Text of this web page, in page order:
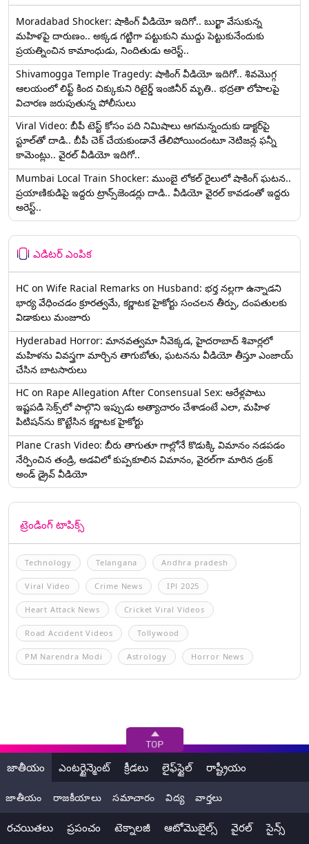
Moradabad Shocker: షాకింగ్ వీడియో ఇదిగో.. బుర్ఖా వేసుకున్న
మహిళపై దారుణం.. అక్కడ గట్టిగా పట్టుకుని ముద్దు పెట్టుకునేందుకు
ప్రయత్నించిన కామాంధుడు, నిందితుడు అరెస్ట్..
Shivamogga Temple Tragedy: షాకింగ్ వీడియో ఇదిగో.. శివమొగ్గ
ఆలయంలో లిఫ్ట్ కింద చిక్కుకుని రిటైర్డ్ ఇంజినీర్ మృతి.. భద్రతా లోపాలపై
విచారణ జరుపుతున్న పోలీసులు
Viral Video: బీపీ టెస్ట్‌ కోసం పది నిమిషాలు ఆగమన్నందుకు డాక్టర్‌పై
స్టూల్‌తో దాడి.. బీపీ చెక్ చేయకుండానే తేలిపోయిందంటూ నెటిజన్ల ఫన్నీ
కామెంట్లు.. వైరల్ వీడియో ఇదిగో..
Mumbai Local Train Shocker: ముంబై లోకల్ రైలులో షాకింగ్ ఘటన..
ప్రయాణికుడిపై ఇద్దరు ట్రాన్స్‌జెండర్లు దాడి.. వీడియో వైరల్ కావడంతో ఇద్దరు
అరెస్ట్..
ఎడిటర్ ఎంపిక
HC on Wife Racial Remarks on Husband: భర్త న‌ల్ల‌గా ఉన్నాడ‌ని
భార్య వేధించ‌డం క్రూర‌త్వ‌మే, కర్ణాటక హైకోర్టు సంచలన తీర్పు, దంపతులకు
విడాకులు మంజూరు
Hyderabad Horror: మానవత్వమా నీవెక్కడ, హైదరాబాద్ శివార్లలో
మహిళను వివస్త్రగా మార్చిన తాగుబోతు, ఘటనను వీడియో తీస్తూ ఎంజాయ్
చేసిన బాటసారులు
HC on Rape Allegation After Consensual Sex: ఆరేళ్లపాటు
ఇష్టపడి సెక్స్‌లో పాల్గొని ఇప్పుడు అత్యాచారం చేశాడంటే ఎలా, మహిళ
పిటిషన్‌ను కొట్టేసిన కర్ణాటక హైకోర్టు
Plane Crash Video: బీరు తాగుతూ గాల్లోనే కొడుక్కి విమానం నడపడం
నేర్పించిన తండ్రి, అడవిలో కుప్పకూలిన విమానం, వైరల్‌గా మారిన డ్రంక్‌
అండ్ డ్రైవ్ వీడియో
ట్రెండింగ్ టాపిక్స్
Technology Telangana Andhra pradesh
Viral Video Crime News IPl 2025
Heart Attack News Cricket Viral Videos
Road Accident Videos Tollywood
PM Narendra Modi Astrology Horror News
జాతీయం ఎంటర్టైన్మెంట్ క్రీడలు లైఫ్‌స్టైల్ రాష్ట్రీయం
జాతీయం రాజకీయాలు సమాచారం విద్య వార్తలు
రచయితలు ప్రపంచం టెక్నాలజీ ఆటోమొబైల్స్ వైరల్ సైన్స్